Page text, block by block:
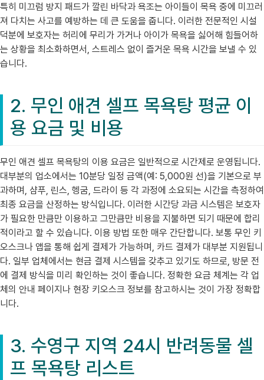
특히 미끄럼 방지 패드가 깔린 바닥과 욕조는 아이들이 목욕 중에 미끄러
져 다치는 사고를 예방하는 데 큰 도움을 줍니다. 이러한 전문적인 시설
덕분에 보호자는 허리에 무리가 가거나 아이가 목욕을 싫어해 힘들어하
는 상황을 최소화하면서, 스트레스 없이 즐거운 목욕 시간을 보낼 수 있
습니다.
2. 무인 애견 셀프 목욕탕 평균 이
용 요금 및 비용
무인 애견 셀프 목욕탕의 이용 요금은 일반적으로 시간제로 운영됩니다.
대부분의 업소에서는 10분당 일정 금액(예: 5,000원 선)을 기본으로 부
과하며, 샴푸, 린스, 헹굼, 드라이 등 각 과정에 소요되는 시간을 측정하여
최종 요금을 산정하는 방식입니다. 이러한 시간당 과금 시스템은 보호자
가 필요한 만큼만 이용하고 그만큼만 비용을 지불하면 되기 때문에 합리
적이라고 할 수 있습니다. 이용 방법 또한 매우 간단합니다. 보통 무인 키
오스크나 앱을 통해 쉽게 결제가 가능하며, 카드 결제가 대부분 지원됩니
다. 일부 업체에서는 현금 결제 시스템을 갖추고 있기도 하므로, 방문 전
에 결제 방식을 미리 확인하는 것이 좋습니다. 정확한 요금 체계는 각 업
체의 안내 페이지나 현장 키오스크 정보를 참고하시는 것이 가장 정확합
니다.
3. 수영구 지역 24시 반려동물 셀
프 목욕탕 리스트